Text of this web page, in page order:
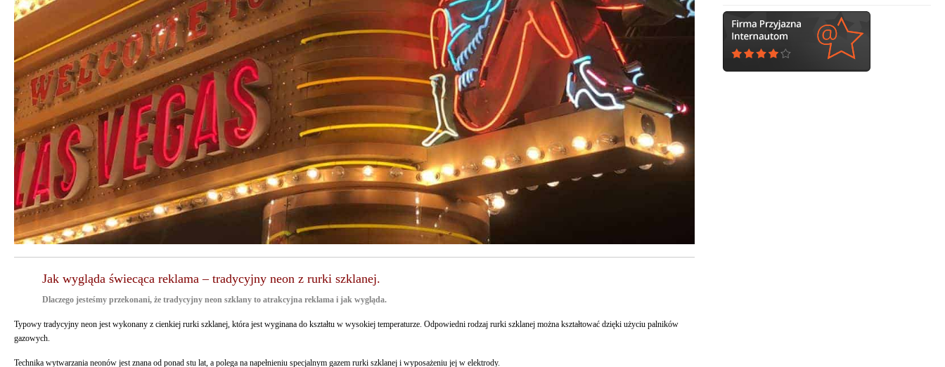
Jak wygląda świecąca reklama – tradycyjny neon z rurki szklanej.
Dlaczego jesteśmy przekonani, że tradycyjny neon szklany to atrakcyjna reklama i jak wygląda.
Typowy tradycyjny neon jest wykonany z cienkiej rurki szklanej, która jest wyginana do kształtu w wysokiej temperaturze. Odpowiedni rodzaj rurki szklanej można kształtować dzięki użyciu palników
gazowych.
Technika wytwarzania neonów jest znana od ponad stu lat, a polega na napełnieniu specjalnym gazem rurki szklanej i wyposażeniu jej w elektrody.